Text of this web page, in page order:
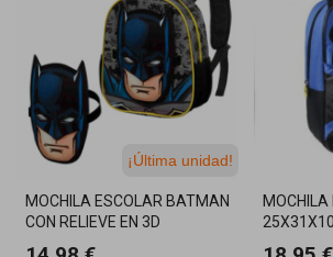
¡Última unidad!
MOCHILA ESCOLAR BATMAN
CON RELIEVE EN 3D